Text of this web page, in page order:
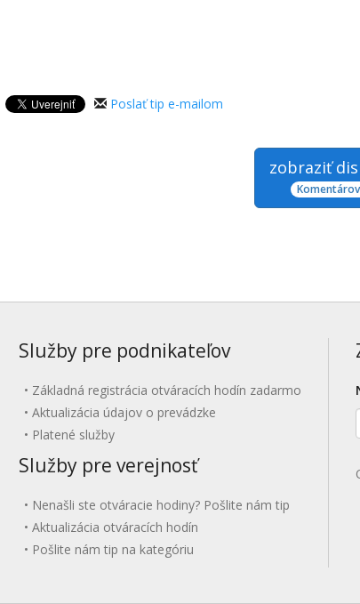
Poslať tip e-mailom
zobraziť
Služby pre podnikateľov
Základná registrácia otváracích hodín zadarmo
Aktualizácia údajov o prevádzke
Platené služby
Služby pre verejnosť
Nenašli ste otváracie hodiny? Pošlite nám tip
Aktualizácia otváracích hodín
Pošlite nám tip na kategóriu
E-